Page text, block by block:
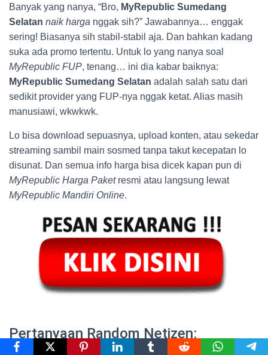
Banyak yang nanya, “Bro, MyRepublic Sumedang
Selatan naik harga nggak sih?” Jawabannya… enggak
sering! Biasanya sih stabil-stabil aja. Dan bahkan kadang
suka ada promo tertentu. Untuk lo yang nanya soal
MyRepublic FUP, tenang… ini dia kabar baiknya:
MyRepublic Sumedang Selatan adalah salah satu dari
sedikit provider yang FUP-nya nggak ketat. Alias masih
manusiawi, wkwkwk.
Lo bisa download sepuasnya, upload konten, atau sekedar
streaming sambil main sosmed tanpa takut kecepatan lo
disunat. Dan semua info harga bisa dicek kapan pun di
MyRepublic Harga Paketresmi atau langsung lewat
MyRepublic Mandiri Online.
Pertanyaan Random Netizen: